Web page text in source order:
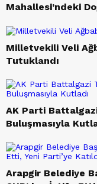
Mahallesi’ndeki
Milletvekili Veli
Tutuklandı
AK Parti Battalgazi
Buluşmasıyla
Arapgir Belediye